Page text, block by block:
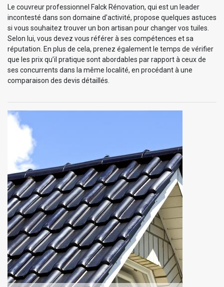
Le couvreur professionnel Falck Rénovation, qui est un leader
incontesté dans son domaine d’activité, propose quelques astuces
si vous souhaitez trouver un bon artisan pour changer vos tuiles.
Selon lui, vous devez vous référer à ses compétences et sa
réputation. En plus de cela, prenez également le temps de vérifier
que les prix qu’il pratique sont abordables par rapport à ceux de
ses concurrents dans la même localité, en procédant à une
comparaison des devis détaillés.